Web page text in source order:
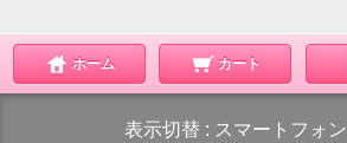
ホーム カート
表示切替 : スマートフォン